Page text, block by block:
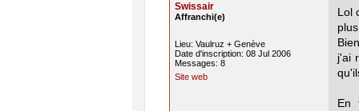
Swissair
Affranchi(e)
Lieu: Vaulruz + Genève
Date d'inscription: 08 Jul 2006
Messages: 8
Site web
Lol
j'ai
En